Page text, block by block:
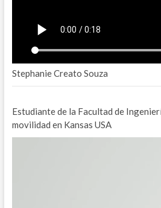
Stephanie Creato Souza
Estudiante de la Facultad de
movilidad en Kansas USA